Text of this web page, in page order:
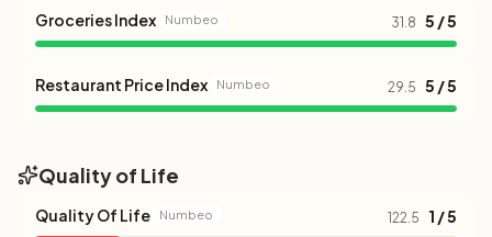
Groceries Index Numbeo 31.8 5 / 5
Restaurant Price Index Numbeo 29.5 5 / 5
Quality of Life
Quality Of Life Numbeo 122.5 1 / 5